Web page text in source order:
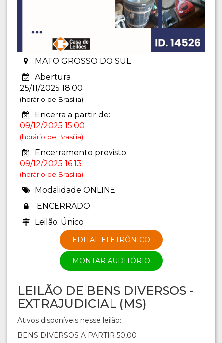
MATO GROSSO DO SUL
Abertura
25/11/2025 18:00
(horário de Brasília)
Encerra a partir de:
09/12/2025 15:00
(horário de Brasília)
Encerramento previsto:
09/12/2025 16:13
(horário de Brasília)
Modalidade ONLINE
ENCERRADO
Leilão: Único
EDITAL ELETRÔNICO
MONTAR AUDITÓRIO
LEILÃO DE BENS DIVERSOS -
EXTRAJUDICIAL (MS)
Ativos disponíveis nesse leilão:
BENS DIVERSOS A PARTIR 50,00